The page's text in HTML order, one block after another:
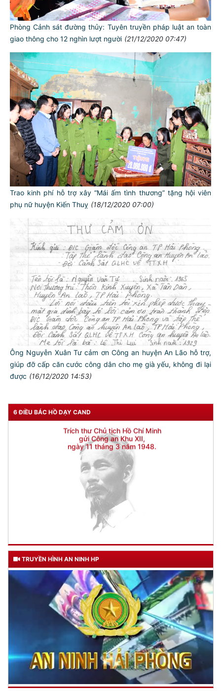
Phòng Cảnh sát đường thủy: Tuyên truyền pháp luật an toàn
giao thông cho 12 nghìn lượt người (21/12/2020 07:47)
Trao kinh phí hỗ trợ xây “Mái ấm tình thương” tặng hội viên
phụ nữ huyện Kiến Thuỵ (18/12/2020 07:00)
Ông Nguyễn Xuân Tư cảm ơn Công an huyện An Lão hỗ trợ,
giúp đỡ cấp căn cước công dân cho mẹ già yếu, không đi lại
được (16/12/2020 14:53)
6 ĐIỀU BÁC HỒ DẠY CAND
TƯ CÁCH
NGƯỜI CÔNG AN CÁCH MỆNH LÀ:
TRUYỀN HÌNH AN NINH HP